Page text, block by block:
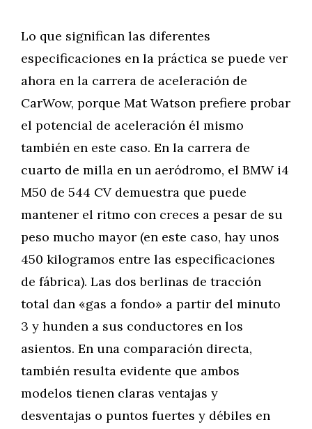
Lo que significan las diferentes
especificaciones en la práctica se puede ver
ahora en la carrera de aceleración de
CarWow, porque Mat Watson prefiere probar
el potencial de aceleración él mismo
también en este caso. En la carrera de
cuarto de milla en un aeródromo, el BMW i4
M50 de 544 CV demuestra que puede
mantener el ritmo con creces a pesar de su
peso mucho mayor (en este caso, hay unos
450 kilogramos entre las especificaciones
de fábrica). Las dos berlinas de tracción
total dan «gas a fondo» a partir del minuto
3 y hunden a sus conductores en los
asientos. En una comparación directa,
también resulta evidente que ambos
modelos tienen claras ventajas y
desventajas o puntos fuertes y débiles en